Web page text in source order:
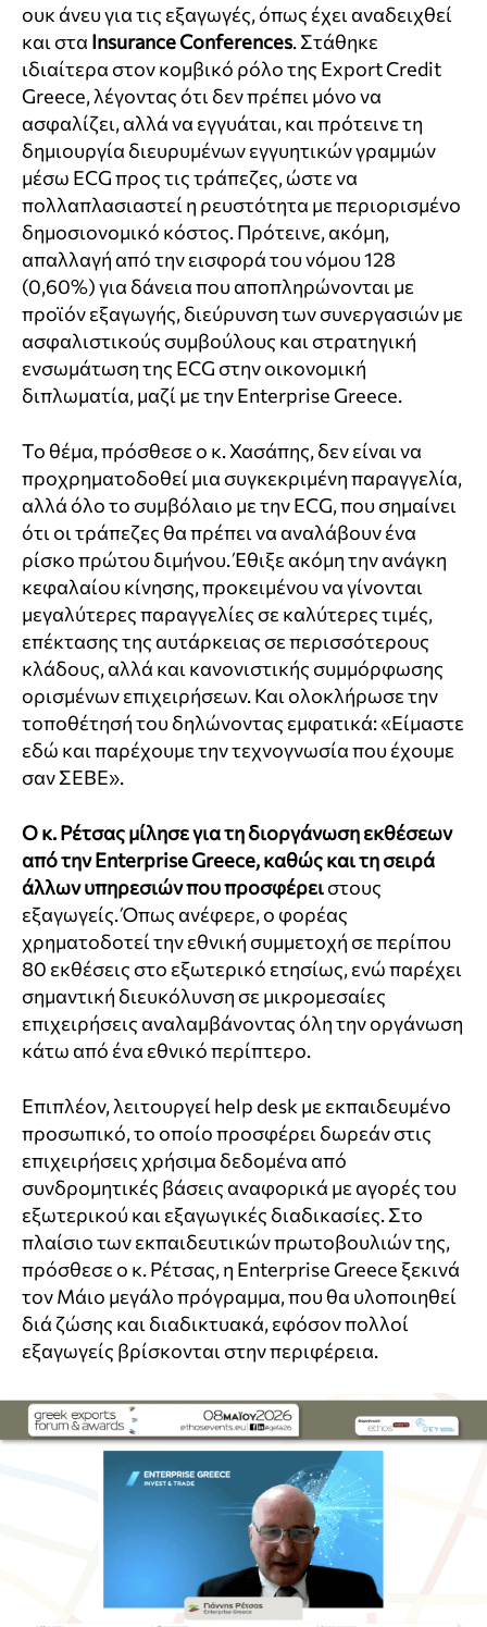
ουκ άνευ για τις εξαγωγές, όπως έχει αναδειχθεί
και στα Insurance Conferences. Στάθηκε
ιδιαίτερα στον κομβικό ρόλο της Export Credit
Greece, λέγοντας ότι δεν πρέπει μόνο να
ασφαλίζει, αλλά να εγγυάται, και πρότεινε τη
δημιουργία διευρυμένων εγγυητικών γραμμών
μέσω ECG προς τις τράπεζες, ώστε να
πολλαπλασιαστεί η ρευστότητα με περιορισμένο
δημοσιονομικό κόστος. Πρότεινε, ακόμη,
απαλλαγή από την εισφορά του νόμου 128
(0,60%) για δάνεια που αποπληρώνονται με
προϊόν εξαγωγής, διεύρυνση των συνεργασιών με
ασφαλιστικούς συμβούλους και στρατηγική
ενσωμάτωση της ECG στην οικονομική
διπλωματία, μαζί με την Enterprise Greece.
Το θέμα, πρόσθεσε ο κ. Χασάπης, δεν είναι να
προχρηματοδοθεί μια συγκεκριμένη παραγγελία,
αλλά όλο το συμβόλαιο με την ECG, που σημαίνει
ότι οι τράπεζες θα πρέπει να αναλάβουν ένα
ρίσκο πρώτου διμήνου. Έθιξε ακόμη την ανάγκη
κεφαλαίου κίνησης, προκειμένου να γίνονται
μεγαλύτερες παραγγελίες σε καλύτερες τιμές,
επέκτασης της αυτάρκειας σε περισσότερους
κλάδους, αλλά και κανονιστικής συμμόρφωσης
ορισμένων επιχειρήσεων. Και ολοκλήρωσε την
τοποθέτησή του δηλώνοντας εμφατικά: «Είμαστε
εδώ και παρέχουμε την τεχνογνωσία που έχουμε
σαν ΣΕΒΕ».
Ο κ. Ρέτσας μίλησε για τη διοργάνωση εκθέσεων
από την Enterprise Greece, καθώς και τη σειρά
άλλων υπηρεσιών που προσφέρειστους
εξαγωγείς. Όπως ανέφερε, ο φορέας
χρηματοδοτεί την εθνική συμμετοχή σε περίπου
80 εκθέσεις στο εξωτερικό ετησίως, ενώ παρέχει
σημαντική διευκόλυνση σε μικρομεσαίες
επιχειρήσεις αναλαμβάνοντας όλη την οργάνωση
κάτω από ένα εθνικό περίπτερο.
Επιπλέον, λειτουργεί help desk με εκπαιδευμένο
προσωπικό, το οποίο προσφέρει δωρεάν στις
επιχειρήσεις χρήσιμα δεδομένα από
συνδρομητικές βάσεις αναφορικά με αγορές του
εξωτερικού και εξαγωγικές διαδικασίες. Στο
πλαίσιο των εκπαιδευτικών πρωτοβουλιών της,
πρόσθεσε ο κ. Ρέτσας, η Enterprise Greece ξεκινά
τον Μάιο μεγάλο πρόγραμμα, που θα υλοποιηθεί
διά ζώσης και διαδικτυακά, εφόσον πολλοί
εξαγωγείς βρίσκονται στην περιφέρεια.